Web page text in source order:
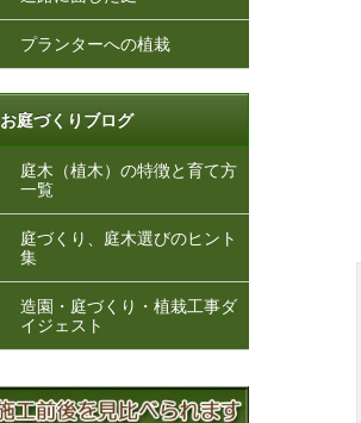
プランターへの植栽
お庭づくりブログ
庭木（植木）の特徴と育て方
一覧
庭づくり、庭木選びのヒント
集
造園・庭づくり・植栽工事ダ
イジェスト